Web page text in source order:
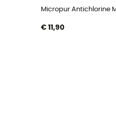
Micropur Antichlorine
€ 11,90